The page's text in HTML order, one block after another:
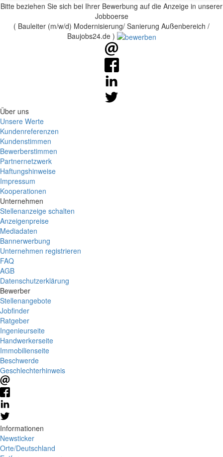
Bitte beziehen Sie sich bei Ihrer Bewerbung auf die Anzeige in unserer
Jobboerse
( Bauleiter (m/w/d) Modernisierung/ Sanierung Außenbereich /
Baujobs24.de )
Über uns
Unsere Werte
Kundenreferenzen
Kundenstimmen
Bewerberstimmen
Partnernetzwerk
Haftungshinweise
Impressum
Kooperationen
Unternehmen
Stellenanzeige schalten
Anzeigenpreise
Mediadaten
Bannerwerbung
Unternehmen registrieren
FAQ
AGB
Datenschutzerklärung
Bewerber
Stellenangebote
Jobfinder
Ratgeber
Ingenieurseite
Handwerkerseite
Immobilienseite
Beschwerde
Geschlechterhinweis
Informationen
Newsticker
Orte/Deutschland